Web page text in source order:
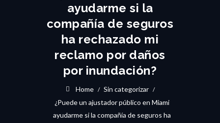
ayudarme si la
compañía de seguros
ha rechazado mi
reclamo por daños
por inundación?
Home
Sin categorizar
¿Puede un ajustador público en Miami
ayudarme si la compañía de seguros ha